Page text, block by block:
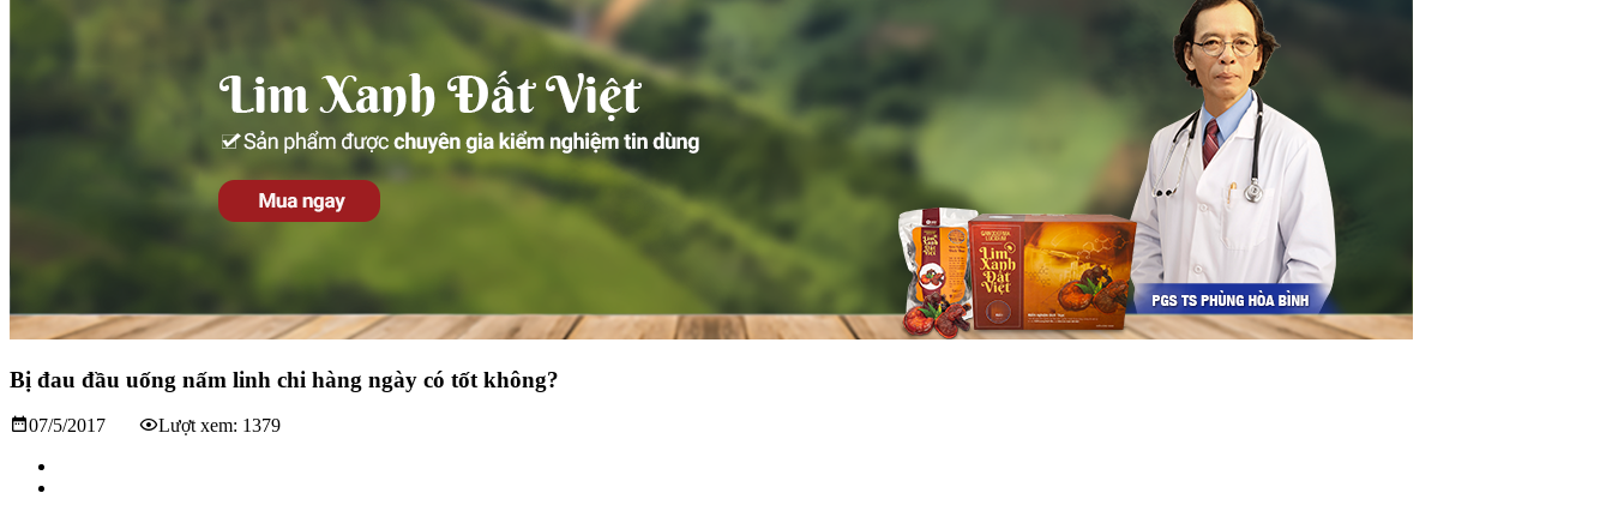
Bị đau đầu uống nấm linh chi hàng ngày có tốt không?
07/5/2017 Lượt xem: 1379